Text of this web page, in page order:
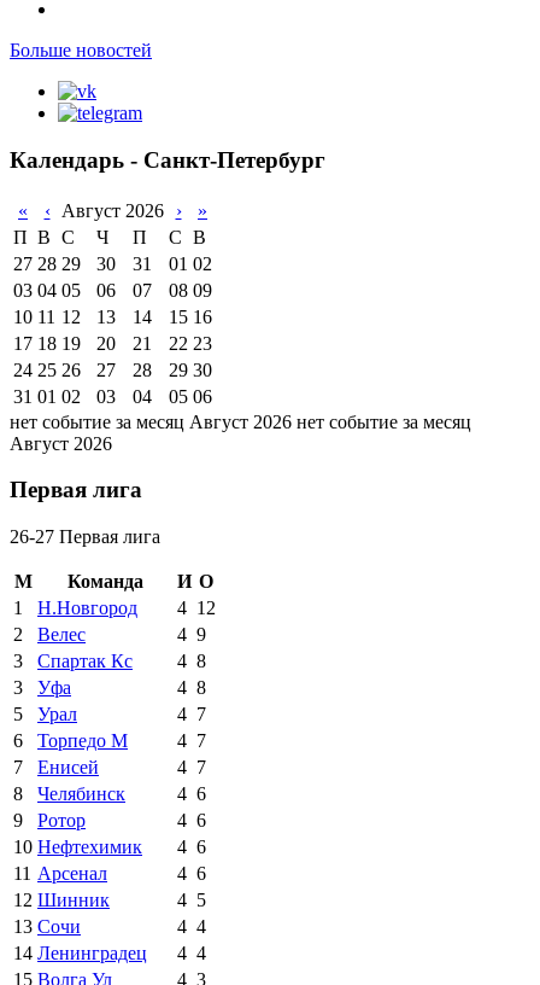
Больше новостей
Календарь - Санкт-Петербург
« ‹ Август 2026 ›
»
П В С Ч П С В
27 28 29 30 31 01 02
03 04 05 06 07 08 09
10 11 12 13 14 15 16
17 18 19 20 21 22 23
24 25 26 27 28 29 30
31 01 02 03 04 05 06
нет событие за месяц Август 2026 нет событие за месяц
Август 2026
Первая лига
26-27 Первая лига
М Команда И О
1
Н.Новгород 4 12
2
Велес 4 9
3
Спартак Кс 4 8
3
Уфа 4 8
5
Урал 4 7
6
Торпедо М 4 7
7
Енисей 4 7
8
Челябинск 4 6
9
Ротор 4 6
10 Нефтехимик 4 6
11 Арсенал 4 6
12 Шинник 4 5
13 Сочи 4 4
14 Ленинградец 4 4
15 Волга Ул 4 3